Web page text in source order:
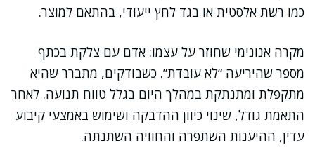
כמו רשת אלסטית או בגד לחץ ייעודי, בהתאם למוצר.
מקרה אנונימי שחוזר על עצמו: אדם עם צלקת בכתף
מספר שהיריעה “לא עובדת”. כשבודקים, מתברר שהיא
מתקפלת ומתנתקת במהלך היום בגלל טווח תנועה. לאחר
התאמת גודל, שינוי כיוון ההדבקה ושימוש באמצעי קיבוע
עדין, ההיענות השתפרה והחוויה השתנתה.